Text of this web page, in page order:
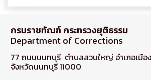
กรมราชทัณฑ์ กระทรวงยุติธรรม
Department of Corrections
77 ถนนนนทบุรี ตำบลสวนใหญ่ อำเภอเมือ
จังหวัดนนทบุรี 11000